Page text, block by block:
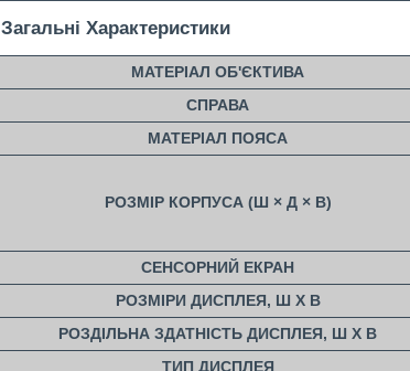
Загальні Характеристики
МАТЕРІАЛ ОБ'ЄКТИВА
СПРАВА
МАТЕРІАЛ ПОЯСА
РОЗМІР КОРПУСА (Ш × Д × В)
СЕНСОРНИЙ ЕКРАН
РОЗМІРИ ДИСПЛЕЯ, Ш Х В
РОЗДІЛЬНА ЗДАТНІСТЬ ДИСПЛЕЯ, Ш X В
ТИП ДИСПЛЕЯ